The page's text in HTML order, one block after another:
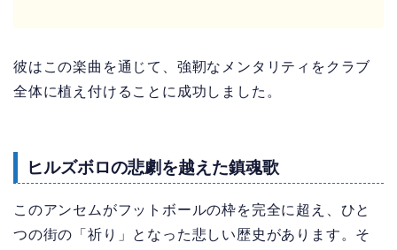
彼はこの楽曲を通じて、強靭なメンタリティをクラブ
全体に植え付けることに成功しました。
ヒルズボロの悲劇を越えた鎮魂歌
このアンセムがフットボールの枠を完全に超え、ひと
つの街の「祈り」となった悲しい歴史があります。そ